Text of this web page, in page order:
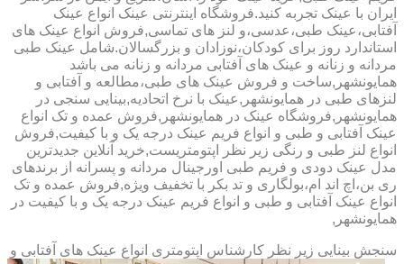
ایران با عینک تجربه کنید.فروشگاه اینترنتی عینک انواع عینک
آفتابی،عینک طبی،عدسی،و لنز های تماسی,فروش انواع عینک های
استاندارد روز برای کودکان،نوزادان و بزرگسالان.شامل عینک طبی
مردانه و زنانه و عینک های آفتابی مردانه و زنانه می باشد
همایونشهر,ساخت و فروش عینک های طبی،مطالعه و آفتابی و
لنزهای طبی در همایونشهر,عینک با نرخ اتحادیه,بینایی سنجی در
همایونشهر,فروشگاه عینک در همایونشهر,فروش عمده و تک انواع
عینک آفتابی و طبی و انواع فریم عینک درجه یک و با کیفیت,فروش
انواع لنز طبی و رنگی زیر نظر اپتومتریست,خرید آنلاین جدیدترین
مدل عینک دودی و فریم طبی اورجینال مردانه و پسرانه از برندهای
ری بن،اچ اند ام،بولگاری و تد بکر با تخفیف ویژه,فروش عمده و تک
انواع عینک آفتابی و طبی و انواع فریم عینک درجه یک و با کیفیت در
همایونشهر,
سنجش بینایی زیر نظر کارشناس اپتومتری انواع عینک های آفتابی و